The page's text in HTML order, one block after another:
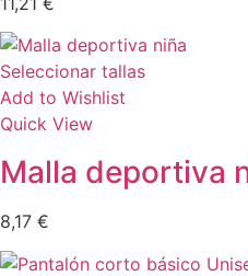
Seleccionar tallas
Add to Wishlist
Quick View
Malla deportiva
8,17 €